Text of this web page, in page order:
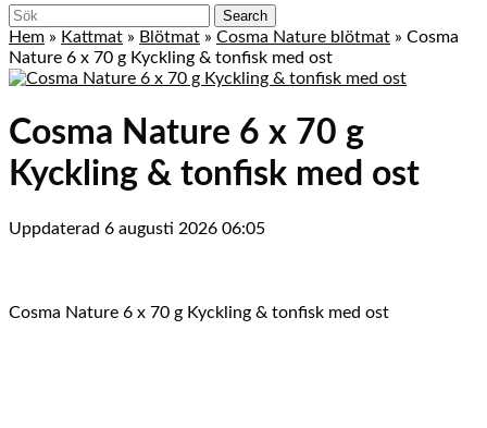
Close
Menu
Search
for:
Hem » Kattmat » Blötmat » Cosma Nature blötmat » Cosma
Nature 6 x 70 g Kyckling & tonfisk med ost
Cosma Nature 6 x 70 g
Kyckling & tonfisk med ost
Uppdaterad 6 augusti 2026 06:05
Cosma Nature 6 x 70 g Kyckling & tonfisk med ost